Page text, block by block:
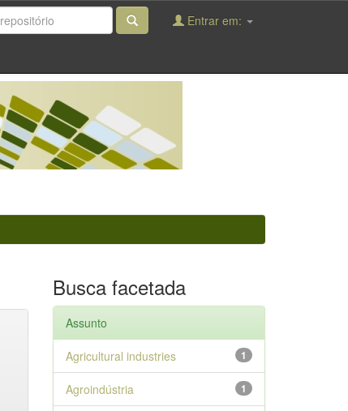
Entrar em:
Busca facetada
Assunto
1
Agricultural industries
1
Agroindústria